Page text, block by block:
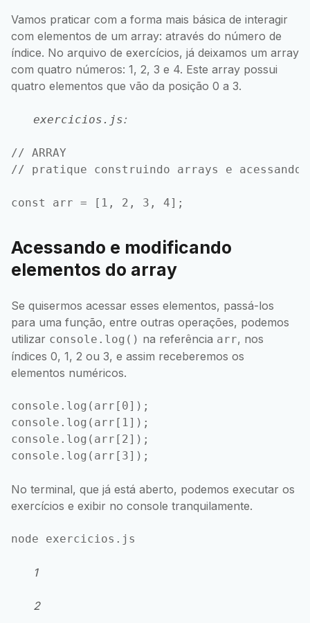
Vamos praticar com a forma mais básica de interagir
com elementos de um array: através do número de
índice. No arquivo de exercícios, já deixamos um array
com quatro números: 1, 2, 3 e 4. Este array possui
quatro elementos que vão da posição 0 a 3.
exercicios.js:
// ARRAY
// pratique construindo arrays e acessando
Acessando e modificando
elementos do array
Se quisermos acessar esses elementos, passá-los
para uma função, entre outras operações, podemos
utilizar console.log() na referência arr, nos
índices 0, 1, 2 ou 3, e assim receberemos os
elementos numéricos.
console.log(arr[0]);
console.log(arr[1]);
console.log(arr[2]);
No terminal, que já está aberto, podemos executar os
exercícios e exibir no console tranquilamente.
1
2